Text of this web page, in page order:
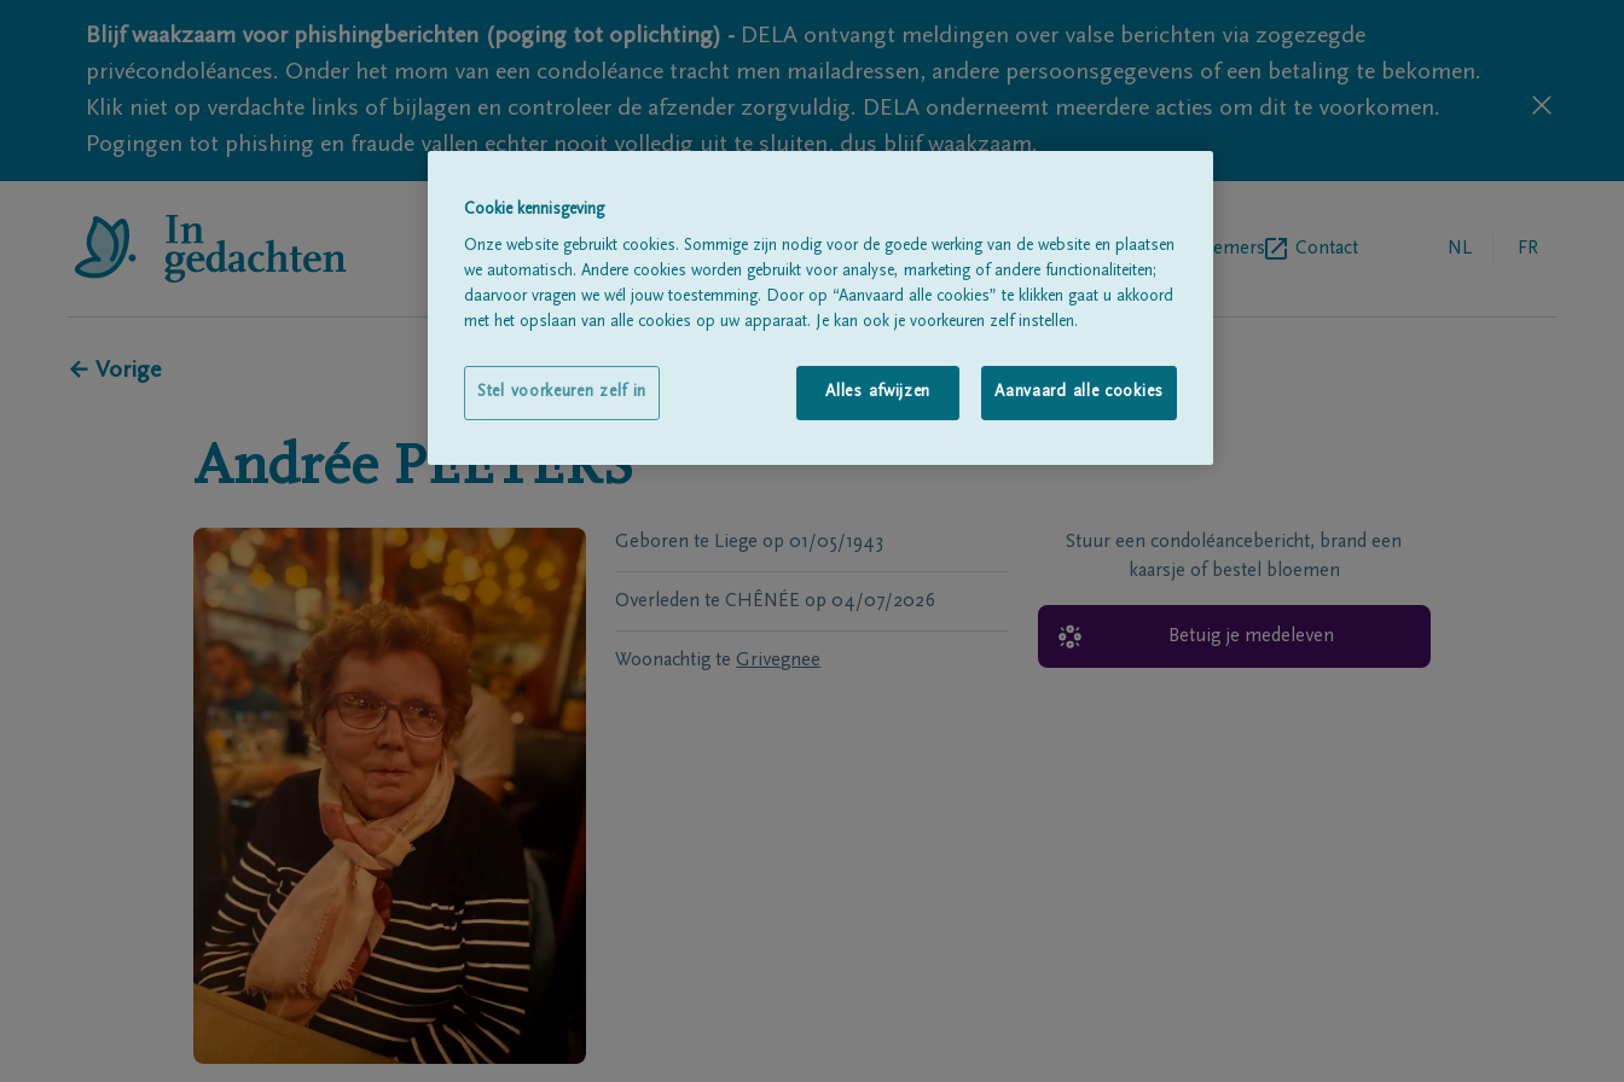
Blijf waakzaam voor phishingberichten (poging tot oplichting) - DELA ontvangt meldingen over valse berichten via zogezegde
privécondoléances. Onder het mom van een condoléance tracht men mailadressen, andere persoonsgegevens of een betaling te bekomen.
Klik niet op verdachte links of bijlagen en controleer de afzender zorgvuldig. DELA onderneemt meerdere acties om dit te voorkomen.
Pogingen tot phishing en fraude vallen echter nooit volledig uit te sluiten, dus blijf waakzaam.
Alle rouwberichtenOver onsBegrafenisondernemers Contact NL FR
← Vorige
Andrée PEETERS
Geboren te Liege op 01/05/1943
Overleden te CHÊNÉE op 04/07/2026
Woonachtig te Grivegnee
Stuur een condoléancebericht, brand een
kaarsje of bestel bloemen
Betuig je medeleven
Cookie kennisgeving
Onze website gebruikt cookies. Sommige zijn nodig voor de goede werking van de website en plaatsen
we automatisch. Andere cookies worden gebruikt voor analyse, marketing of andere functionaliteiten;
daarvoor vragen we wél jouw toestemming. Door op “Aanvaard alle cookies” te klikken gaat u akkoord
met het opslaan van alle cookies op uw apparaat. Je kan ook je voorkeuren zelf instellen.
Alles afwijzen Aanvaard alle cookies
Stel voorkeuren zelf in